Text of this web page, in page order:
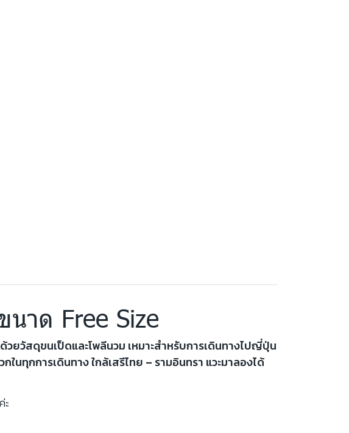
าด Free Size
ยวัสดุขนเป็ดและโพลีนวม เหมาะสำหรับการเดินทางไปญี่ปุ่น
นทุกการเดินทาง ใกล้เสรีไทย – รามอินทรา แวะมาลองได้